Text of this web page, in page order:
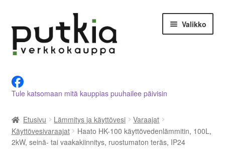
navigointiin
sisältöön
Valikko
Tietoja meistä
Asiakastilini
Ostoskori
Tule katsomaan mitä kauppias puuhailee päivisin
Etusivu Lämmitys ja käyttövesi
Varaajat
Käyttövesivaraajat
Haato HK-100 käyttövedenlämmitin, 100L,
2kW, seinä- tai vaakakiinnitys, ruostumaton teräs, IP24